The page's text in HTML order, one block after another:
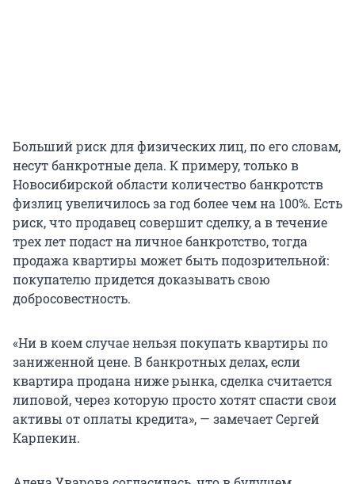
Больший риск для физических лиц, по его словам,
несут банкротные дела. К примеру, только в
Новосибирской области количество банкротств
физлиц увеличилось за год более чем на 100%. Есть
риск, что продавец совершит сделку, а в течение
трех лет подаст на личное банкротство, тогда
продажа квартиры может быть подозрительной:
покупателю придется доказывать свою
добросовестность.
«Ни в коем случае нельзя покупать квартиры по
заниженной цене. В банкротных делах, если
квартира продана ниже рынка, сделка считается
липовой, через которую просто хотят спасти свои
активы от оплаты кредита», — замечает Сергей
Карпекин.